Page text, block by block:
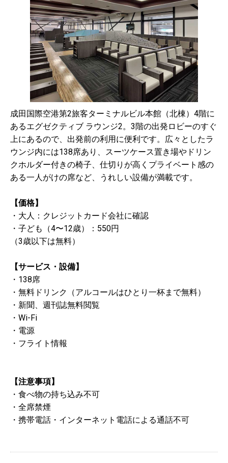
成田国際空港第2旅客ターミナルビル本館（北棟）4階に
あるエグゼクティブ ラウンジ2。3階の出発ロビーのすぐ
上にあるので、出発前の利用に便利です。広々としたラ
ウンジ内には138席あり、スーツケース置き場やドリン
クホルダー付きの椅子、仕切りが高くプライベート感の
ある一人がけの席など、うれしい設備が満載です。
【価格】
・大人：クレジットカード会社に確認
・子ども（4〜12歳）：550円
（3歳以下は無料）
【サービス・設備】
・138席
・無料ドリンク（アルコールはひとり一杯まで無料）
・新聞、週刊誌無料閲覧
・Wi-Fi
・電源
・フライト情報
【注意事項】
・食べ物の持ち込み不可
・全席禁煙
・携帯電話・インターネット電話による通話不可